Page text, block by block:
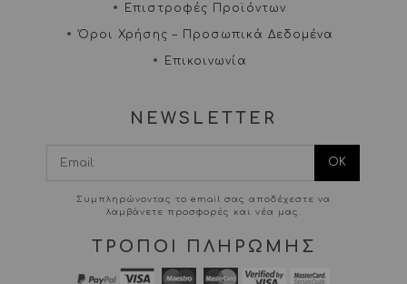
Επιστροφές Προϊόντων
Όροι Χρήσης – Προσωπικά Δεδομένα
Επικοινωνία
NEWSLETTER
Συμπληρώνοντας το email σας αποδέχεστε να
λαμβάνετε προσφορές και νέα μας.
ΤΡΟΠΟΙ ΠΛΗΡΩΜΗΣ